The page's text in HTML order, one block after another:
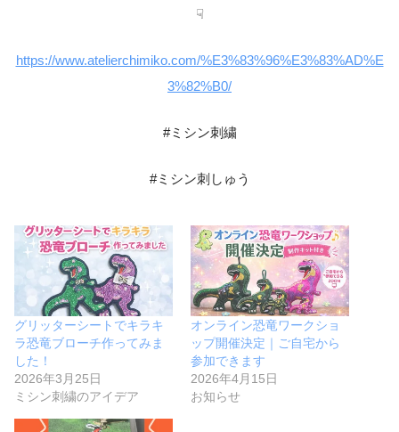
☟
https://www.atelierchimiko.com/%E3%83%96%E3%83%AD%E
3%82%B0/
#ミシン刺繍
#ミシン刺しゅう
グリッターシートでキラキ
ラ恐竜ブローチ作ってみま
した！
2026年3月25日
ミシン刺繍のアイデア
オンライン恐竜ワークショ
ップ開催決定｜ご自宅から
参加できます
2026年4月15日
お知らせ